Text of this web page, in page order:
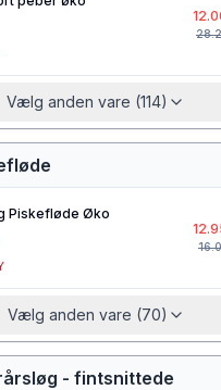
Vælg anden vare (114)
Piskefløde Øko
Vælg anden vare (70)
- fintsnittede